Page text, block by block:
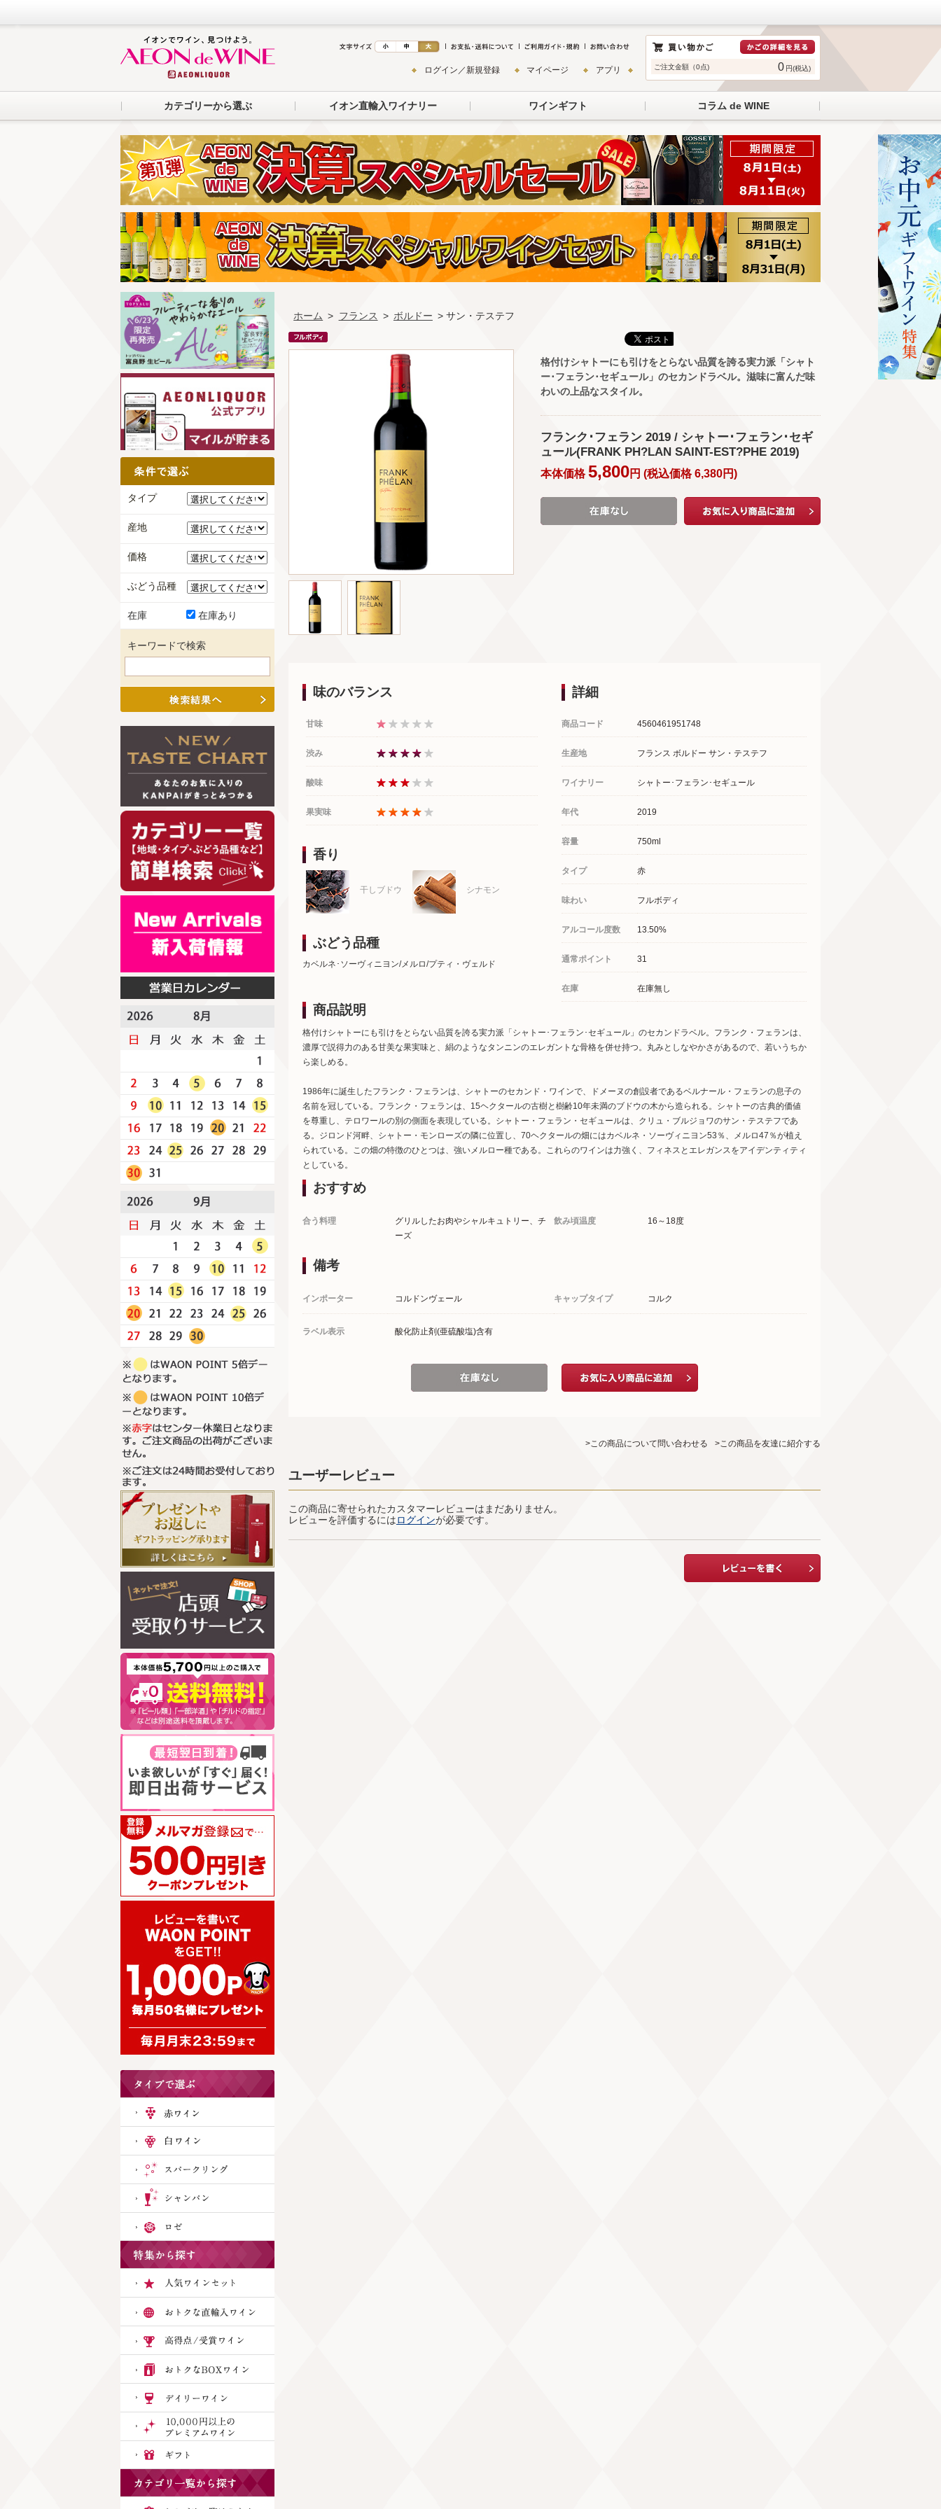
ご注文金額（0点) 0 円(税込)
ログイン／新規登録 マイページ アプリ
カテゴリーから選ぶ イオン直輸入ワイナリー ワインギフト コラム de WINE
ホーム > フランス > ボルドー > サン・テステフ
格付けシャトーにも引けをとらない品質を誇る実力派「シャト
ー･フェラン･セギュール」のセカンドラベル。滋味に富んだ味
わいの上品なスタイル。
フランク･フェラン 2019 / シャトー･フェラン･セギ
ュール(FRANK PH?LAN SAINT-EST?PHE 2019)
本体価格5,800円 (税込価格6,380円)
詳細
商品コード 4560461951748
生産地 フランス ボルドー サン・テステフ
ワイナリー シャトー･フェラン･セギュール
年代 2019
容量 750ml
タイプ 赤
味わい フルボディ
アルコール度数 13.50%
通常ポイント 31
在庫 在庫無し
味のバランス
甘味
渋み
酸味
果実味
香り
干しブドウ シナモン
ぶどう品種
カベルネ･ソーヴィニヨン/メルロ/プティ・ヴェルド
商品説明
格付けシャトーにも引けをとらない品質を誇る実力派「シャトー･フェラン･セギュール」のセカンドラベル。フランク・フェランは、
濃厚で説得力のある甘美な果実味と、絹のようなタンニンのエレガントな骨格を併せ持つ。丸みとしなやかさがあるので、若いうちか
ら楽しめる。
1986年に誕生したフランク・フェランは、シャトーのセカンド・ワインで、ドメーヌの創設者であるベルナール・フェランの息子の
名前を冠している。フランク・フェランは、15ヘクタールの古樹と樹齢10年未満のブドウの木から造られる。シャトーの古典的価値
を尊重し、テロワールの別の側面を表現している。シャトー・フェラン・セギュールは、クリュ・ブルジョワのサン・テステフであ
る。ジロンド河畔、シャトー・モンローズの隣に位置し、70ヘクタールの畑にはカベルネ・ソーヴィニヨン53％、メルロ47％が植え
られている。この畑の特徴のひとつは、強いメルロー種である。これらのワインは力強く、フィネスとエレガンスをアイデンティティ
としている。
おすすめ
合う料理
グリルしたお肉やシャルキュトリー、チ
ーズ
飲み頃温度 16～18度
備考
インポーター コルドンヴェール キャップタイプ コルク
ラベル表示 酸化防止剤(亜硫酸塩)含有
>この商品について問い合わせる >この商品を友達に紹介する
ユーザーレビュー
この商品に寄せられたカスタマーレビューはまだありません。
レビューを評価するにはログインが必要です。
タイプ
産地
価格
ぶどう品種
在庫 在庫あり
キーワードで検索